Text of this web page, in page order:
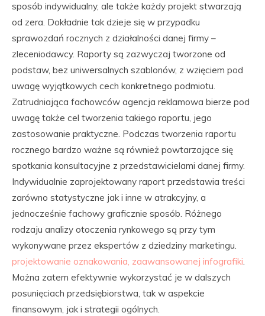
sposób indywidualny, ale także każdy projekt stwarzają
od zera. Dokładnie tak dzieje się w przypadku
sprawozdań rocznych z działalności danej firmy –
zleceniodawcy. Raporty są zazwyczaj tworzone od
podstaw, bez uniwersalnych szablonów, z wzięciem pod
uwagę wyjątkowych cech konkretnego podmiotu.
Zatrudniająca fachowców agencja reklamowa bierze pod
uwagę także cel tworzenia takiego raportu, jego
zastosowanie praktyczne. Podczas tworzenia raportu
rocznego bardzo ważne są również powtarzające się
spotkania konsultacyjne z przedstawicielami danej firmy.
Indywidualnie zaprojektowany raport przedstawia treści
zarówno statystyczne jak i inne w atrakcyjny, a
jednocześnie fachowy graficznie sposób. Różnego
rodzaju analizy otoczenia rynkowego są przy tym
wykonywane przez ekspertów z dziedziny marketingu.
projektowanie oznakowania, zaawansowanej infografiki.
Można zatem efektywnie wykorzystać je w dalszych
posunięciach przedsiębiorstwa, tak w aspekcie
finansowym, jak i strategii ogólnych.